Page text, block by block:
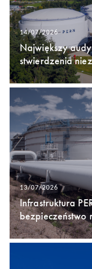
14/07/2026
Największy
stwierdzenia
13/07/2026
Infrastruktura
bezpieczeństwo